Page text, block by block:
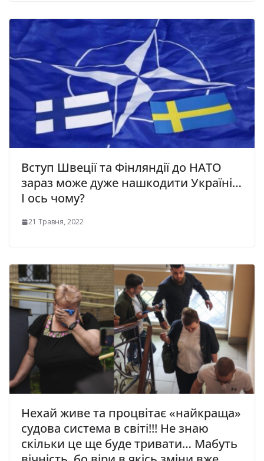
Вступ Швеції та Фінляндії до НАТО
зараз може дуже нашкодити Україні…
І ось чому?
21 Травня, 2022
Нехай живе та процвітає «найкраща»
судова система в світі!!! Не знаю
скільки це ще буде тривати… Мабуть